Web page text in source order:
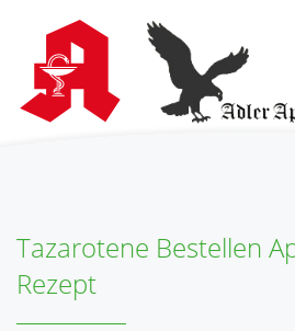
Tazarotene Bestellen
Rezept